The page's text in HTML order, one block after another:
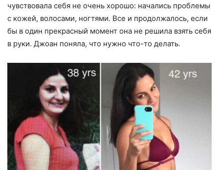
чувствовала себя не очень хорошо: начались проблемы
с кожей, волосами, ногтями. Все и продолжалось, если
бы в один прекрасный момент она не решила взять себя
в руки. Джоан поняла, что нужно что-то делать.